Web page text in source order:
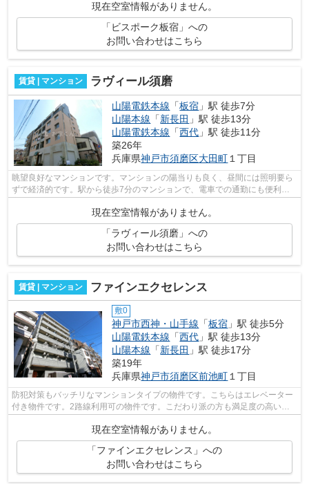
現在空室情報がありません。
「ビスポーク板宿」への
お問い合わせはこちら
賃貸 | マンション ラヴィール須磨
山陽電鉄本線 「板宿 」駅 徒歩7分
山陽本線 「新長田 」駅 徒歩13分
山陽電鉄本線 「西代 」駅 徒歩11分
築26年
兵庫県神戸市須磨区大田町１丁目
眺望良好なマンションです。マンションの陽当りも良く、昼間には照明要ら
ずで経済的です。駅から徒歩7分のマンションで、電車での通勤にも便利な
立地です。造りとデザインに関して、自...
現在空室情報がありません。
「ラヴィール須磨」への
お問い合わせはこちら
賃貸 | マンション ファインエクセレンス
敷0
神戸市西神・山手線 「板宿 」駅 徒歩5分
山陽電鉄本線 「西代 」駅 徒歩13分
山陽本線 「新長田 」駅 徒歩17分
築19年
兵庫県神戸市須磨区前池町１丁目
防犯対策もバッチリなマンションタイプの物件です。こちらはエレベーター
付き物件です。2路線利用可の物件です。こだわり派の方も満足度の高いデ
現在空室情報がありません。
「ファインエクセレンス」への
お問い合わせはこちら